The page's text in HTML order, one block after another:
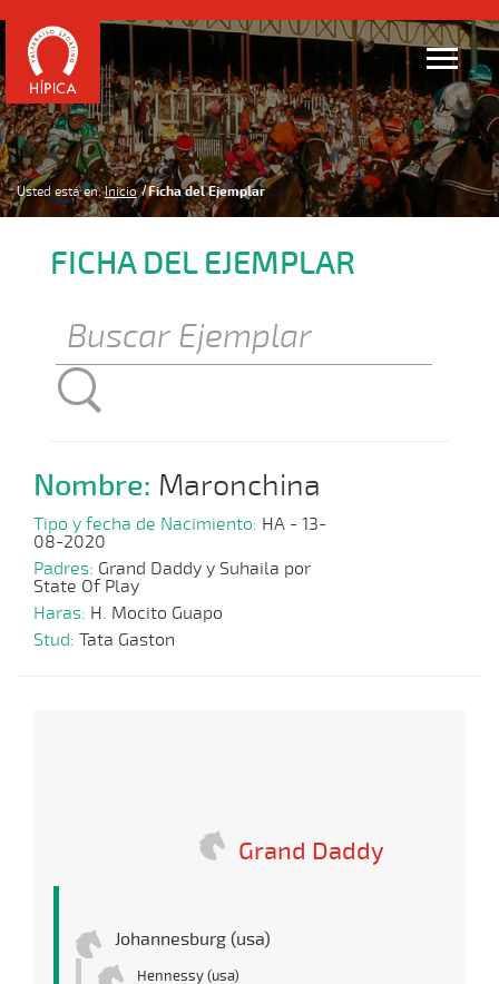
Usted está en: Inicio Ficha del Ejemplar
FICHA DEL EJEMPLAR
Nombre: Maronchina
Tipo y fecha de Nacimiento: HA - 13-
08-2020
Padres: Grand Daddy y Suhaila por
State Of Play
Haras: H. Mocito Guapo
Stud: Tata Gaston
Grand Daddy
Johannesburg (usa)
Hennessy (usa)